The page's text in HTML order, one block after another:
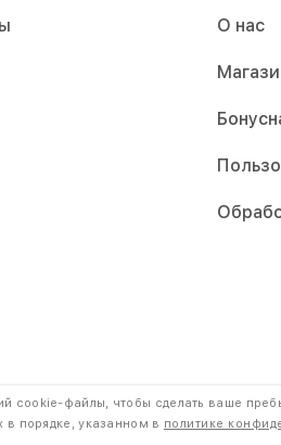
О нас
конфиденциальности
cookie-файлы, чтобы сделать ваше
в порядке, указанном в политике